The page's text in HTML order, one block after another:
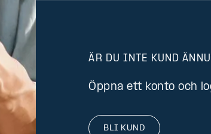
ÄR DU INTE KUND
Öppna ett konto och
BLI KUND